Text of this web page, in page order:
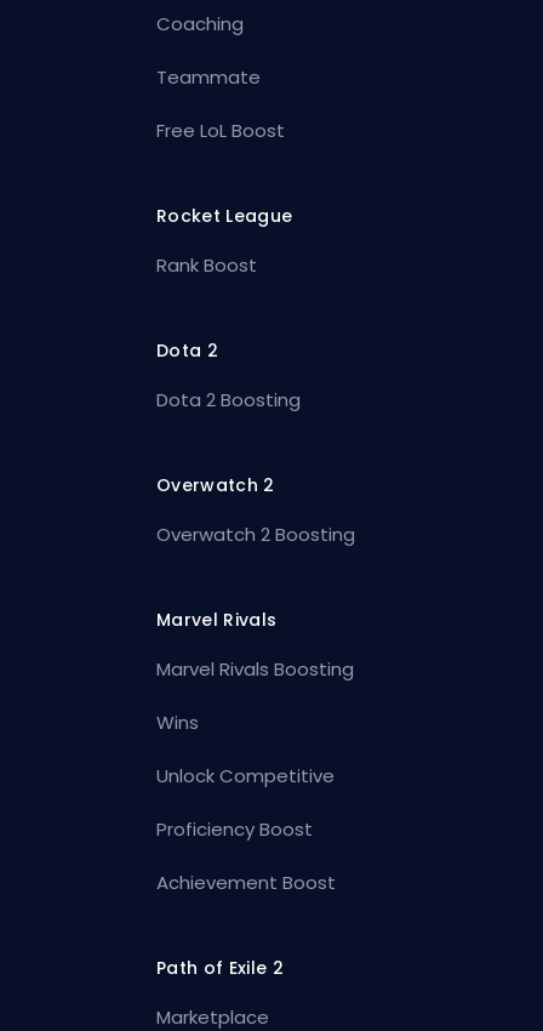
Coaching
Teammate
Free LoL Boost
Rocket League
Rank Boost
Dota 2
Dota 2 Boosting
Overwatch 2
Overwatch 2 Boosting
Marvel Rivals
Marvel Rivals Boosting
Wins
Unlock Competitive
Proficiency Boost
Achievement Boost
Path of Exile 2
Marketplace